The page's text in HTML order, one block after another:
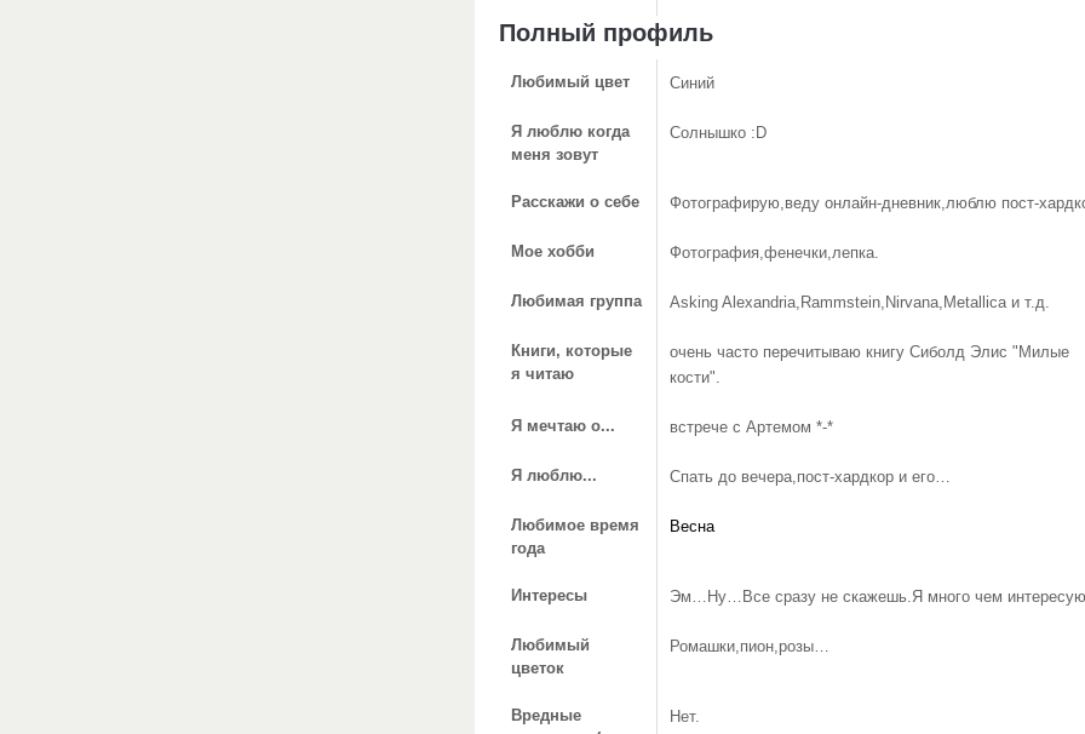
Полный профиль
Любимый цвет Синий
Я люблю когда
меня зовут
Солнышко :D
Расскажи о себе Фотографирую,веду онлайн-дневник,люблю пост-
Мое хобби Фотография,фенечки,лепка.
Любимая группа Asking Alexandria,Rammstein,Nirvana,Metallica и т.д.
Книги, которые
я читаю
очень часто перечитываю книгу Сиболд Элис "Милые
кости".
Я мечтаю о... встрече с Артемом *-*
Я люблю... Спать до вечера,пост-хардкор и его…
Любимое время
года
Весна
Интересы Эм…Ну…Все сразу не скажешь.Я много чем
Любимый
цветок
Ромашки,пион,розы…
Вредные
Нет.